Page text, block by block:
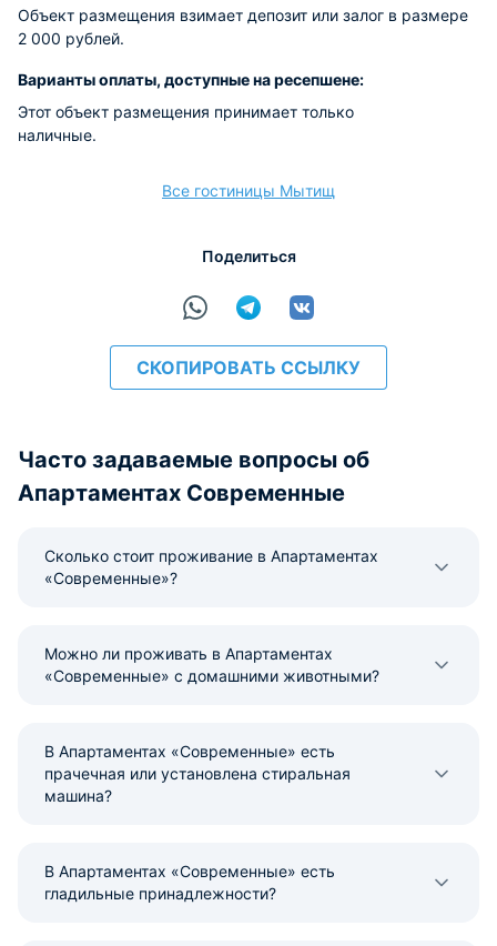
Объект размещения взимает депозит или залог в размере
2 000 рублей.
Варианты оплаты, доступные на ресепшене:
Этот объект размещения принимает только
наличные.
Все гостиницы Мытищ
Поделиться
СКОПИРОВАТЬ ССЫЛКУ
Часто задаваемые вопросы об
Апартаментах Современные
Сколько стоит проживание в Апартаментах
«Современные»?
Можно ли проживать в Апартаментах
«Современные» с домашними животными?
В Апартаментах «Современные» есть
прачечная или установлена стиральная
машина?
В Апартаментах «Современные» есть
гладильные принадлежности?